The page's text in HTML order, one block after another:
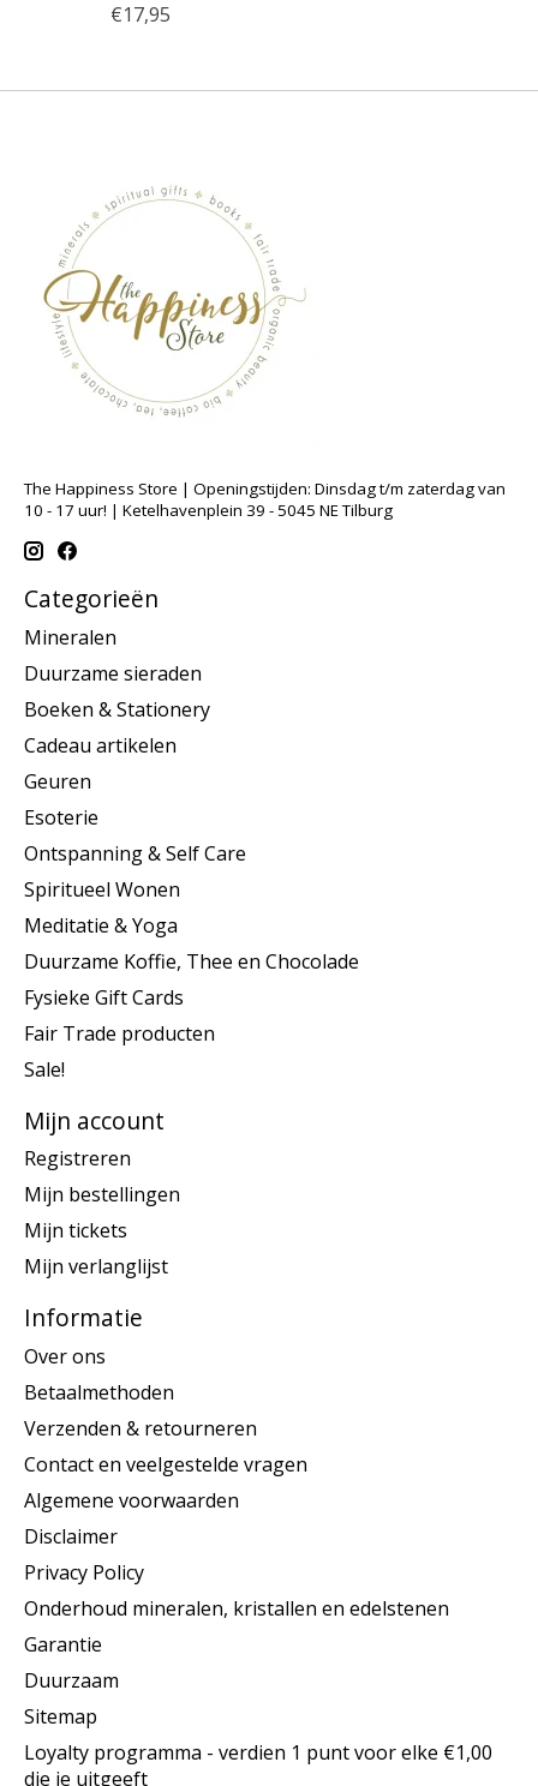
€17,95
The Happiness Store | Openingstijden: Dinsdag t/m zaterdag van
10 - 17 uur! | Ketelhavenplein 39 - 5045 NE Tilburg
Categorieën
Mineralen
Duurzame sieraden
Boeken & Stationery
Cadeau artikelen
Geuren
Esoterie
Ontspanning & Self Care
Spiritueel Wonen
Meditatie & Yoga
Duurzame Koffie, Thee en Chocolade
Fysieke Gift Cards
Fair Trade producten
Sale!
Mijn account
Registreren
Mijn bestellingen
Mijn tickets
Mijn verlanglijst
Informatie
Over ons
Betaalmethoden
Verzenden & retourneren
Contact en veelgestelde vragen
Algemene voorwaarden
Disclaimer
Privacy Policy
Onderhoud mineralen, kristallen en edelstenen
Garantie
Duurzaam
Sitemap
Loyalty programma - verdien 1 punt voor elke €1,00
die je uitgeeft